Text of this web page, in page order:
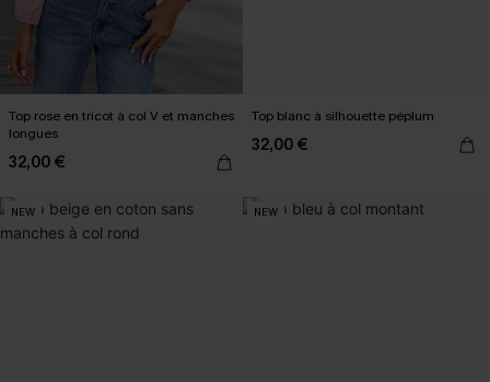
Top rose en tricot à col V et manches
longues
32,00 €
Top blanc à silhouette péplum
32,00 €
NEW NEW